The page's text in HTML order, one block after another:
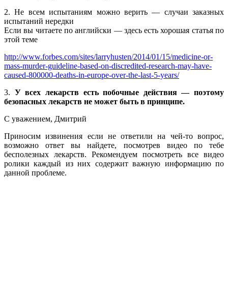
2. Не всем испытаниям можно верить — случаи заказных
испытаний нередки
Если вы читаете по английски — здесь есть хорошая статья по
этой теме
http://www.forbes.com/sites/larryhusten/2014/01/15/medicine-or-
mass-murder-guideline-based-on-discredited-research-may-have-
caused-800000-deaths-in-europe-over-the-last-5-years/
3. У всех лекарств есть побочные действия — поэтому
безопасных лекарств не может быть в принципе.
С уважением, Дмитрий
Приносим извинения если не ответили на чей-то вопрос,
возможно ответ вы найдете, посмотрев видео по тебе
бесполезных лекарств. Рекомендуем посмотреть все видео
ролики каждый из них содержит важную информацию по
данной проблеме.